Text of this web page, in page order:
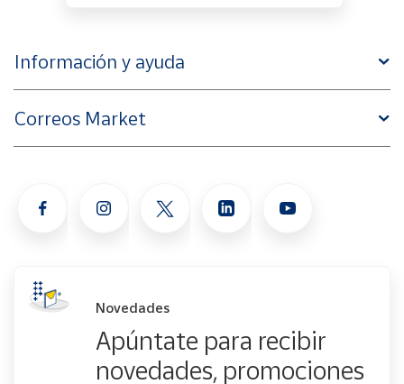
Información y ayuda
Correos Market
Novedades
Apúntate para recibir
novedades, promociones